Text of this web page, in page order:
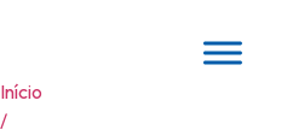
conteúdo
Início
/